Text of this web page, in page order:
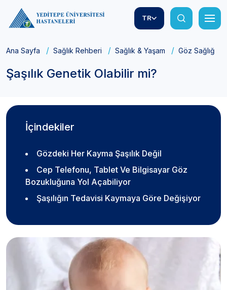
TR
Ana Sayfa Sağlık Rehberi Sağlık & Yaşam Göz Sağlığı
Şaşılık Genetik Olabilir mi?
İçindekiler
Gözdeki Her Kayma Şaşılık Değil
Cep Telefonu, Tablet Ve Bilgisayar Göz
Bozukluğuna Yol Açabiliyor
Şaşılığın Tedavisi Kaymaya Göre Değişiyor